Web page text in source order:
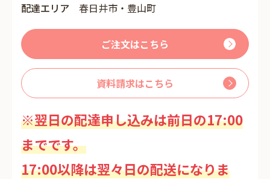
配達エリア
春日井市・豊山町
ご注文はこちら
資料請求はこちら
※翌日の配達申し込みは前日の17:00
までです。
17:00以降は翌々日の配送になりま